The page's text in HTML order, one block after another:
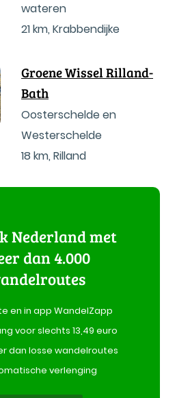
wateren
21 km, Krabbendijke
Groene Wissel Rilland-
Bath
Oosterschelde en
Westerschelde
18 km, Rilland
Nederland met
dan 4.000
en in app WandelZapp
voor slechts 13,49 euro
dan losse wandelroutes
verlenging